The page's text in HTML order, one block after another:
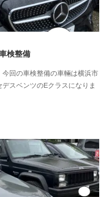
検整備
回の車検整備の車輛は横浜市
スベンツのEクラスになりま